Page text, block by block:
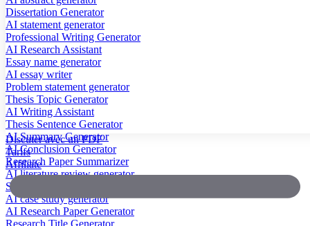
Dissertation Generator
AI statement generator
Professional Writing Generator
AI Research Assistant
Essay name generator
AI essay writer
Problem statement generator
Thesis Topic Generator
AI Writing Assistant
Thesis Sentence Generator
AI Summary Generator
AI Conclusion Generator
Research Paper Summarizer
AI literature review generator
Scientific Paper Summarizer
AI case study generator
AI Research Paper Generator
Research Title Generator
Discuter avec un PDF
Tarifs
Affiliate